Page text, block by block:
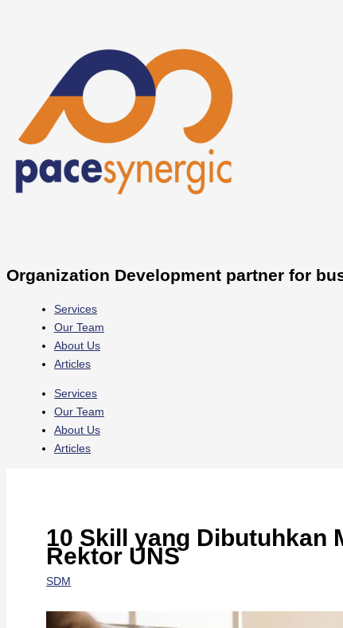
Organization Development partner for
Services
Our Team
About Us
Articles
Services
Our Team
About Us
Articles
10 Skill yang Dibutuhkan
Rektor UNS
SDM